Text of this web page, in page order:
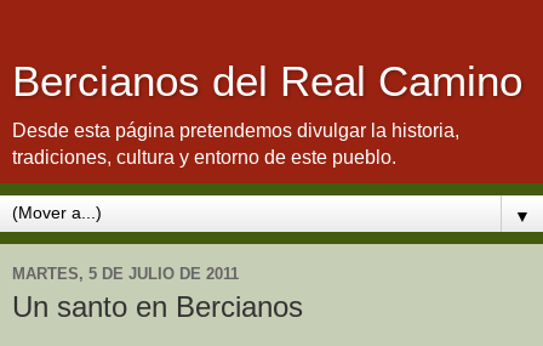
Bercianos del Real Camino
Desde esta página pretendemos divulgar la historia,
tradiciones, cultura y entorno de este pueblo.
▼
MARTES, 5 DE JULIO DE 2011
Un santo en Bercianos